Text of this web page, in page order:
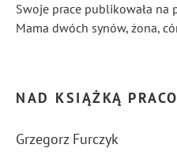
Swoje prace publikowała na
Mama dwóch synów, żona,
NAD KSIĄŻKĄ
Grzegorz Furczyk